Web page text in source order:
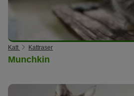
Katt Kattraser
Munchkin